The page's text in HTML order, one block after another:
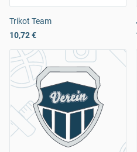
Trikot Team
10,72 €